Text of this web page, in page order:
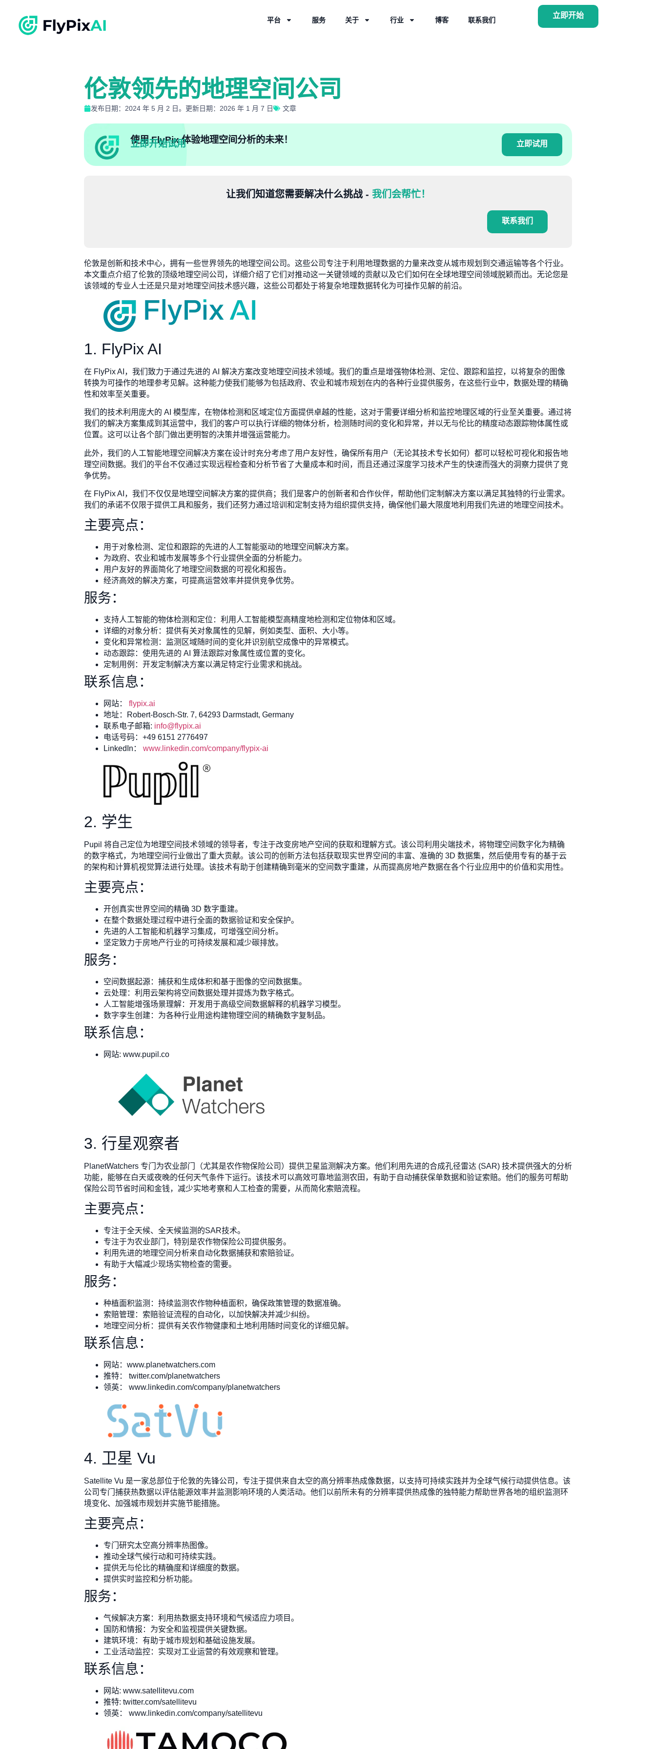
平台 服务 关于 行业 博客 联系我们
立即开始
伦敦领先的地理空间公司
发布日期：2024 年 5 月 2 日。更新日期：2026 年 1 月 7 日 文章
使用 FlyPix 体验地理空间分析的未来！
立即开始试用 立即试用
让我们知道您需要解决什么挑战 - 我们会帮忙！
联系我们
伦敦是创新和技术中心，拥有一些世界领先的地理空间公司。这些公司专注于利用地理数据的力量来改变从城市规划到交通运输等各个行业。
本文重点介绍了伦敦的顶级地理空间公司，详细介绍了它们对推动这一关键领域的贡献以及它们如何在全球地理空间领域脱颖而出。无论您是
该领域的专业人士还是只是对地理空间技术感兴趣，这些公司都处于将复杂地理数据转化为可操作见解的前沿。
1. FlyPix AI
在 FlyPix AI，我们致力于通过先进的 AI 解决方案改变地理空间技术领域。我们的重点是增强物体检测、定位、跟踪和监控，以将复杂的图像
转换为可操作的地理参考见解。这种能力使我们能够为包括政府、农业和城市规划在内的各种行业提供服务，在这些行业中，数据处理的精确
性和效率至关重要。
我们的技术利用庞大的 AI 模型库，在物体检测和区域定位方面提供卓越的性能，这对于需要详细分析和监控地理区域的行业至关重要。通过将
我们的解决方案集成到其运营中，我们的客户可以执行详细的物体分析，检测随时间的变化和异常，并以无与伦比的精度动态跟踪物体属性或
位置。这可以让各个部门做出更明智的决策并增强运营能力。
此外，我们的人工智能地理空间解决方案在设计时充分考虑了用户友好性，确保所有用户（无论其技术专长如何）都可以轻松可视化和报告地
理空间数据。我们的平台不仅通过实现远程检查和分析节省了大量成本和时间，而且还通过深度学习技术产生的快速而强大的洞察力提供了竞
争优势。
在 FlyPix AI，我们不仅仅是地理空间解决方案的提供商；我们是客户的创新者和合作伙伴，帮助他们定制解决方案以满足其独特的行业需求。
我们的承诺不仅限于提供工具和服务，我们还努力通过培训和定制支持为组织提供支持，确保他们最大限度地利用我们先进的地理空间技术。
主要亮点：
用于对象检测、定位和跟踪的先进的人工智能驱动的地理空间解决方案。
为政府、农业和城市发展等多个行业提供全面的分析能力。
用户友好的界面简化了地理空间数据的可视化和报告。
经济高效的解决方案，可提高运营效率并提供竞争优势。
服务：
支持人工智能的物体检测和定位：利用人工智能模型高精度地检测和定位物体和区域。
详细的对象分析：提供有关对象属性的见解，例如类型、面积、大小等。
变化和异常检测：监测区域随时间的变化并识别航空成像中的异常模式。
动态跟踪：使用先进的 AI 算法跟踪对象属性或位置的变化。
定制用例：开发定制解决方案以满足特定行业需求和挑战。
联系信息：
网站： flypix.ai
地址：Robert-Bosch-Str. 7, 64293 Darmstadt, Germany
联系电子邮箱: info@flypix.ai
电话号码：+49 6151 2776497
LinkedIn： www.linkedin.com/company/flypix-ai
2. 学生
Pupil 将自己定位为地理空间技术领域的领导者，专注于改变房地产空间的获取和理解方式。该公司利用尖端技术，将物理空间数字化为精确
的数字格式，为地理空间行业做出了重大贡献。该公司的创新方法包括获取现实世界空间的丰富、准确的 3D 数据集，然后使用专有的基于云
的架构和计算机视觉算法进行处理。该技术有助于创建精确到毫米的空间数字重建，从而提高房地产数据在各个行业应用中的价值和实用性。
主要亮点：
开创真实世界空间的精确 3D 数字重建。
在整个数据处理过程中进行全面的数据验证和安全保护。
先进的人工智能和机器学习集成，可增强空间分析。
坚定致力于房地产行业的可持续发展和减少碳排放。
服务：
空间数据起源：捕获和生成体积和基于图像的空间数据集。
云处理：利用云架构将空间数据处理并提炼为数字格式。
人工智能增强场景理解：开发用于高级空间数据解释的机器学习模型。
数字孪生创建：为各种行业用途构建物理空间的精确数字复制品。
联系信息：
网站: www.pupil.co
3. 行星观察者
PlanetWatchers 专门为农业部门（尤其是农作物保险公司）提供卫星监测解决方案。他们利用先进的合成孔径雷达 (SAR) 技术提供强大的分析
功能，能够在白天或夜晚的任何天气条件下运行。该技术可以高效可靠地监测农田，有助于自动捕获保单数据和验证索赔。他们的服务可帮助
保险公司节省时间和金钱，减少实地考察和人工检查的需要，从而简化索赔流程。
主要亮点：
专注于全天候、全天候监测的SAR技术。
专注于为农业部门，特别是农作物保险公司提供服务。
利用先进的地理空间分析来自动化数据捕获和索赔验证。
有助于大幅减少现场实物检查的需要。
服务：
种植面积监测：持续监测农作物种植面积，确保政策管理的数据准确。
索赔管理：索赔验证流程的自动化，以加快解决并减少纠纷。
地理空间分析：提供有关农作物健康和土地利用随时间变化的详细见解。
联系信息：
网站：www.planetwatchers.com
推特： twitter.com/planetwatchers
领英： www.linkedin.com/company/planetwatchers
4. 卫星 Vu
Satellite Vu 是一家总部位于伦敦的先锋公司，专注于提供来自太空的高分辨率热成像数据，以支持可持续实践并为全球气候行动提供信息。该
公司专门捕获热数据以评估能源效率并监测影响环境的人类活动。他们以前所未有的分辨率提供热成像的独特能力帮助世界各地的组织监测环
境变化、加强城市规划并实施节能措施。
主要亮点：
专门研究太空高分辨率热图像。
推动全球气候行动和可持续实践。
提供无与伦比的精确度和详细度的数据。
提供实时监控和分析功能。
服务：
气候解决方案：利用热数据支持环境和气候适应力项目。
国防和情报：为安全和监视提供关键数据。
建筑环境：有助于城市规划和基础设施发展。
工业活动监控：实现对工业运营的有效观察和管理。
联系信息：
网站: www.satellitevu.com
推特: twitter.com/satellitevu
领英： www.linkedin.com/company/satellitevu